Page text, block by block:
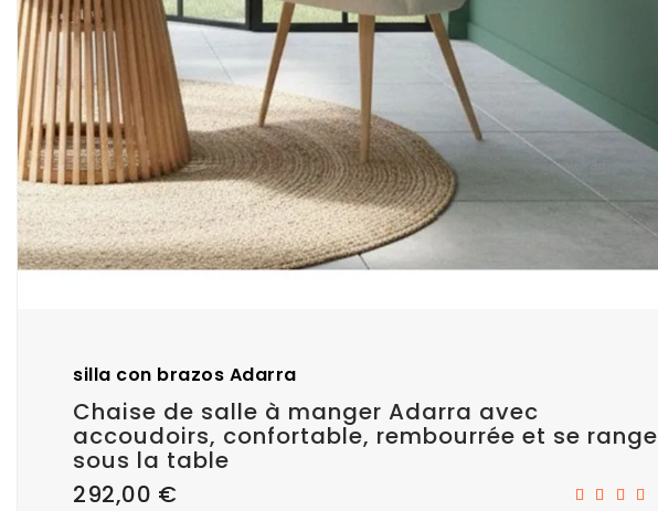
silla con brazos Adarra
Chaise de salle à manger Adarra avec
accoudoirs, confortable, rembourrée et se range
sous la table
Prix
292,00 €